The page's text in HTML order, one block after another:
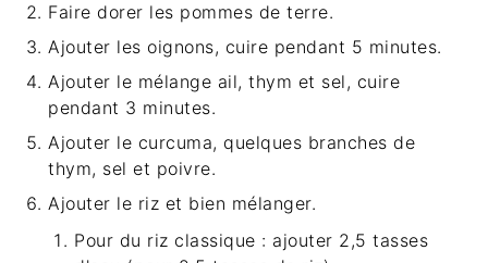
Faire dorer les pommes de terre.
Ajouter les oignons, cuire pendant 5 minutes.
Ajouter le mélange ail, thym et sel, cuire
pendant 3 minutes.
Ajouter le curcuma, quelques branches de
thym, sel et poivre.
Ajouter le riz et bien mélanger.
Pour du riz classique : ajouter 2,5 tasses